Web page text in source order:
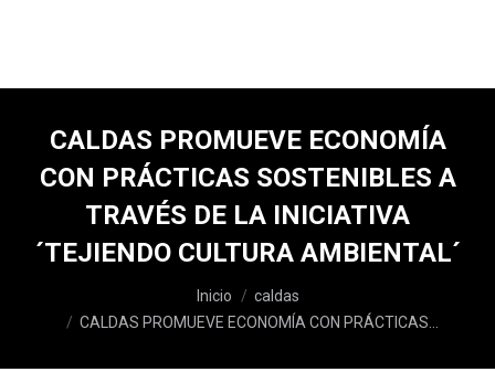
CALDAS PROMUEVE ECONOMÍA
CON PRÁCTICAS SOSTENIBLES A
TRAVÉS DE LA INICIATIVA
´TEJIENDO CULTURA AMBIENTAL´
Inicio
caldas
CALDAS PROMUEVE ECONOMÍA CON PRÁCTICAS…